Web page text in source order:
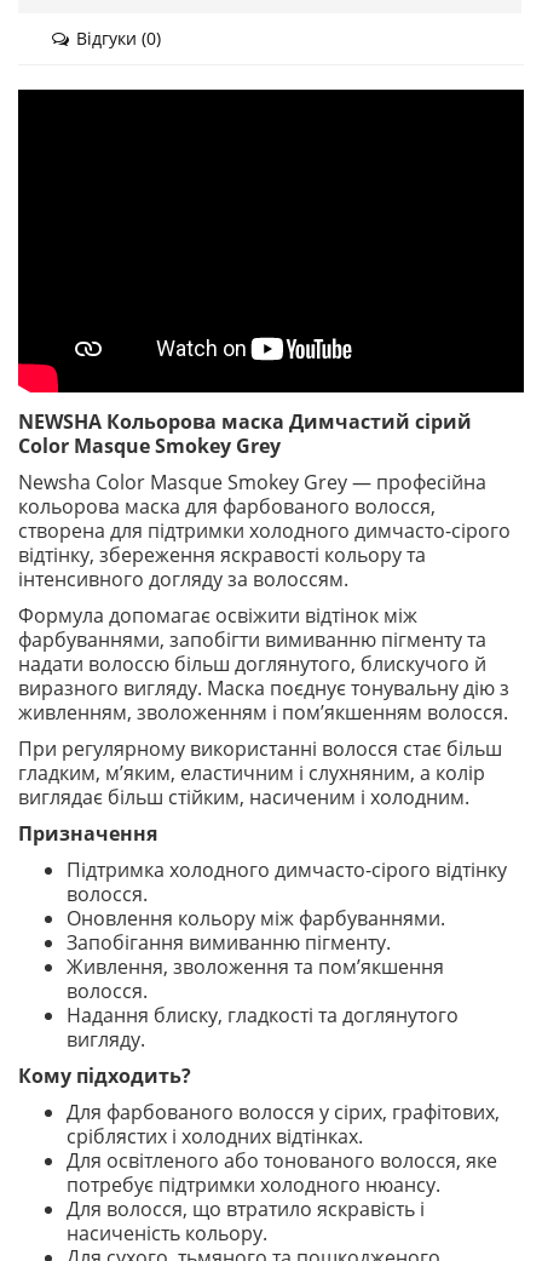
Відгуки (0)
NEWSHA Кольорова маска Димчастий сірий
Color Masque Smokey Grey
Newsha Color Masque Smokey Grey — професійна
кольорова маска для фарбованого волосся,
створена для підтримки холодного димчасто-сірого
відтінку, збереження яскравості кольору та
інтенсивного догляду за волоссям.
Формула допомагає освіжити відтінок між
фарбуваннями, запобігти вимиванню пігменту та
надати волоссю більш доглянутого, блискучого й
виразного вигляду. Маска поєднує тонувальну дію з
живленням, зволоженням і пом’якшенням волосся.
При регулярному використанні волосся стає більш
гладким, м’яким, еластичним і слухняним, а колір
виглядає більш стійким, насиченим і холодним.
Призначення
Підтримка холодного димчасто-сірого відтінку
волосся.
Оновлення кольору між фарбуваннями.
Запобігання вимиванню пігменту.
Живлення, зволоження та пом’якшення
волосся.
Надання блиску, гладкості та доглянутого
вигляду.
Кому підходить?
Для фарбованого волосся у сірих, графітових,
сріблястих і холодних відтінках.
Для освітленого або тонованого волосся, яке
потребує підтримки холодного нюансу.
Для волосся, що втратило яскравість і
насиченість кольору.